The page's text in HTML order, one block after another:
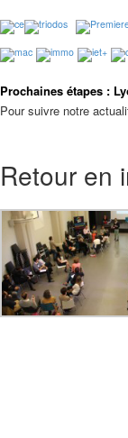
Prochaines étapes :
Pour suivre notre
Retour en